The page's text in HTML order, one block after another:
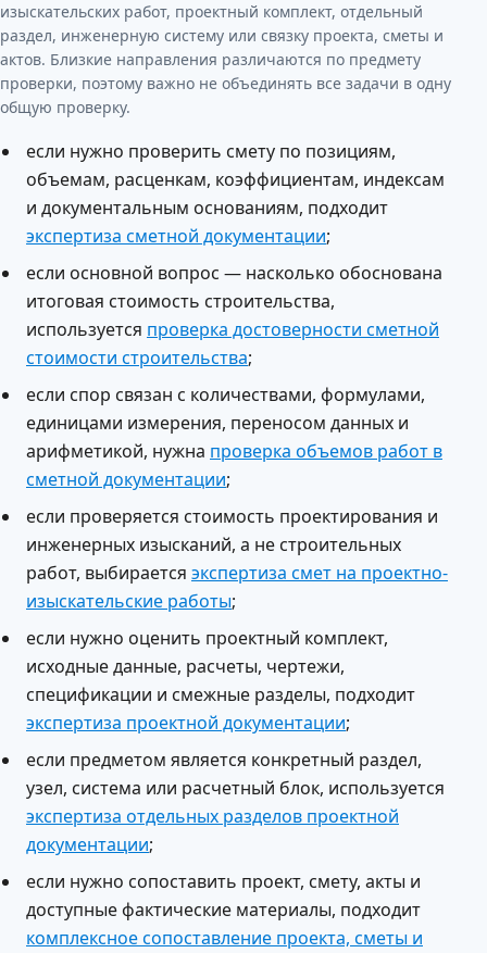
изыскательских работ, проектный комплект, отдельный
раздел, инженерную систему или связку проекта, сметы и
актов. Близкие направления различаются по предмету
проверки, поэтому важно не объединять все задачи в одну
общую проверку.
если нужно проверить смету по позициям,
объемам, расценкам, коэффициентам, индексам
и документальным основаниям, подходит
экспертиза сметной документации;
если основной вопрос — насколько обоснована
итоговая стоимость строительства,
используется проверка достоверности сметной
стоимости строительства;
если спор связан с количествами, формулами,
единицами измерения, переносом данных и
арифметикой, нужна проверка объемов работ в
сметной документации;
если проверяется стоимость проектирования и
инженерных изысканий, а не строительных
работ, выбирается экспертиза смет на проектно-
изыскательские работы;
если нужно оценить проектный комплект,
исходные данные, расчеты, чертежи,
спецификации и смежные разделы, подходит
экспертиза проектной документации;
если предметом является конкретный раздел,
узел, система или расчетный блок, используется
экспертиза отдельных разделов проектной
документации;
если нужно сопоставить проект, смету, акты и
доступные фактические материалы, подходит
комплексное сопоставление проекта, сметы и